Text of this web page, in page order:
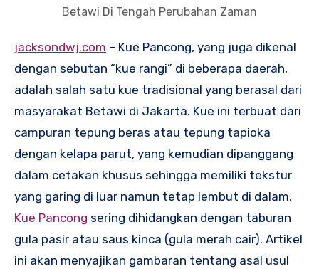
Betawi Di Tengah Perubahan Zaman
jacksondwj.com – Kue Pancong, yang juga dikenal
dengan sebutan “kue rangi” di beberapa daerah,
adalah salah satu kue tradisional yang berasal dari
masyarakat Betawi di Jakarta. Kue ini terbuat dari
campuran tepung beras atau tepung tapioka
dengan kelapa parut, yang kemudian dipanggang
dalam cetakan khusus sehingga memiliki tekstur
yang garing di luar namun tetap lembut di dalam.
Kue Pancong sering dihidangkan dengan taburan
gula pasir atau saus kinca (gula merah cair). Artikel
ini akan menyajikan gambaran tentang asal usul